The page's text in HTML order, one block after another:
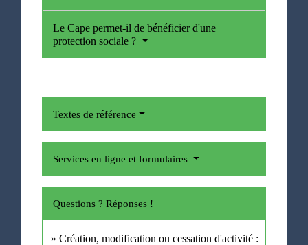
Le Cape permet-il de bénéficier d'une
protection sociale ?
Textes de référence
Services en ligne et formulaires
Questions ? Réponses !
Création, modification ou cessation d'activité :